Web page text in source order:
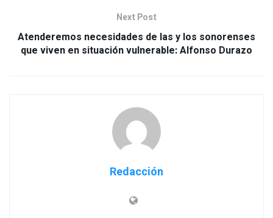
Next Post
Atenderemos necesidades de las y los sonorenses
que viven en situación vulnerable: Alfonso Durazo
Redacción